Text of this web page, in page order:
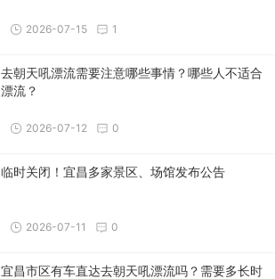
1
2026-07-15
去朝天吼漂流需要注意哪些事情？哪些人不适合
漂流？
0
2026-07-12
临时关闭！宜昌多家景区、场馆发布公告
0
2026-07-11
宜昌市区有车直达去朝天吼漂流吗？需要多长时